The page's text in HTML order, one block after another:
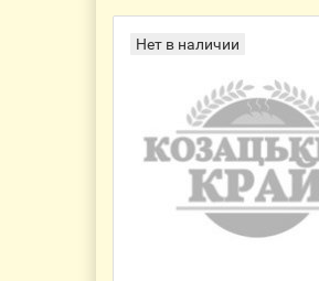
Нет в наличии